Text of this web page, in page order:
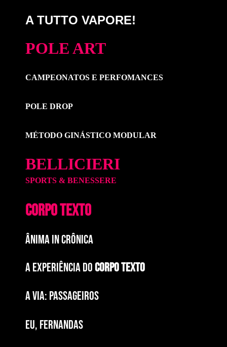
A TUTTO VAPORE!
POLE ART
CAMPEONATOS E PERFOMANCES
POLE DROP
MÉTODO GINÁSTICO MODULAR
BELLICIERI
SPORTS & BENESSERE
CORPO TEXTO
ÂNIMA IN CRÔNICA
A EXPERIÊNCIA DOCORPO TEXTO
a via: paSSAGEIROS
EU, FERNANDAS